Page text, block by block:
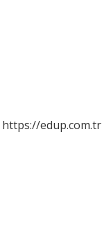
https://edup.com.tr